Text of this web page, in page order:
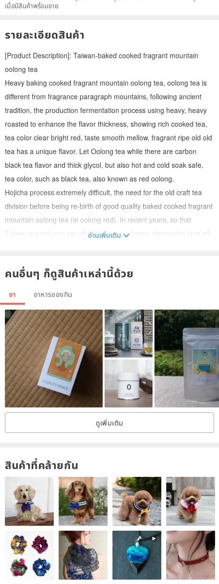
เมื่อมีสินค้าพร้อมขาย
รายละเอียดสินค้า
[Product Description]: Taiwan-baked cooked fragrant mountain
oolong tea
Heavy baking cooked fragrant mountain oolong tea, oolong tea is
different from fragrance paragraph mountains, following ancient
tradition, the production fermentation process using heavy, heavy
roasted to enhance the flavor thickness, showing rich cooked tea,
tea color clear bright red, taste smooth mellow, fragrant ripe old old
tea has a unique flavor. Let Oolong tea while there are carbon
black tea flavor and thick glycol, but also hot and cold soak safe,
tea color, such as black tea, also known as red oolong.
Hojicha process extremely difficult, the need for the old craft tea
division before being re-birth of good quality baked cooked fragrant
mountain oolong tea (ie oolong red). In recent years, so that
Taiwan tea industry set off a tidal wave of retro, detonating land off
[Way] brew
- Please brewing at least 6-8 minutes
- Please enjoy the first cup of the delicious aroma of tea
- Please come back to enjoy tea punch 2-3 moist heritage
- Made in Taiwan / handmade
[The Origin of Chinese tea Travels]
Chinese tea culture prevailed records began in the Han Dynasty,
Nearly two years, with the tea culture of our ancestors came to
Taiwan was removed,
Taiwan oolong tea has become a second home, the government's
Grandparents / parents / and the third generation of our hard work
gone through 40 years,
Life with finely milled earth Taiwan tea, has always cultivated a
friendly natural farming methods,
Faithfully record the international certification body of quality
assurance test batches,
Your hand a cup of unforgettable natural sweet relief tea together
Looking better every day.
อ่านเพิ่มเติม
คนอื่นๆ ก็ดูสินค้าเหล่านี้ด้วย
ชา อาหารของกิน
ดูเพิ่มเติม
สินค้าที่คล้ายกัน